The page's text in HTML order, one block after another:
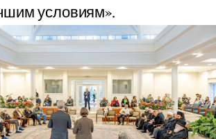
условиям».